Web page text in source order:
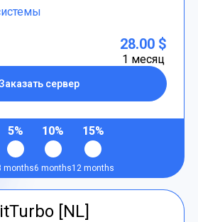
сервер
28.00 $
1 месяц
5%
months
10%
6 months
15%
12 months
[NL]